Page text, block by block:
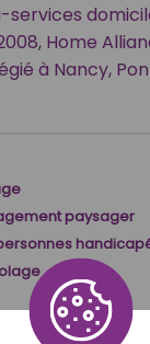
services
Home
à Nancy,
paysager